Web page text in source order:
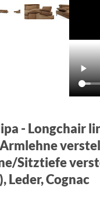
- Longchair
Sitztiefe
Leder, Cognac